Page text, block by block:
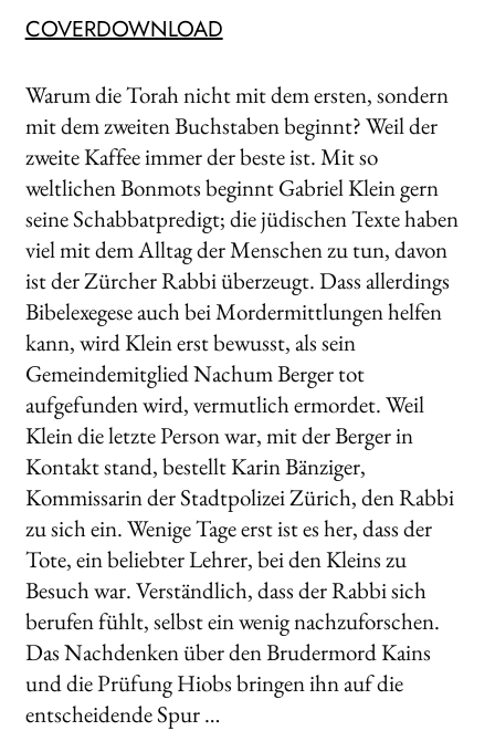
COVERDOWNLOAD
Warum die Torah nicht mit dem ersten, sondern
mit dem zweiten Buchstaben beginnt? Weil der
zweite Kaffee immer der beste ist. Mit so
weltlichen Bonmots beginnt Gabriel Klein gern
seine Schabbatpredigt; die jüdischen Texte haben
viel mit dem Alltag der Menschen zu tun, davon
ist der Zürcher Rabbi überzeugt. Dass allerdings
Bibelexegese auch bei Mordermittlungen helfen
kann, wird Klein erst bewusst, als sein
Gemeindemitglied Nachum Berger tot
aufgefunden wird, vermutlich ermordet. Weil
Klein die letzte Person war, mit der Berger in
Kontakt stand, bestellt Karin Bänziger,
Kommissarin der Stadtpolizei Zürich, den Rabbi
zu sich ein. Wenige Tage erst ist es her, dass der
Tote, ein beliebter Lehrer, bei den Kleins zu
Besuch war. Verständlich, dass der Rabbi sich
berufen fühlt, selbst ein wenig nachzuforschen.
Das Nachdenken über den Brudermord Kains
und die Prüfung Hiobs bringen ihn auf die
entscheidende Spur …